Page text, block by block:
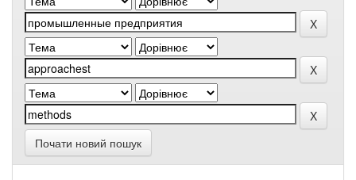
Почати новий пошук